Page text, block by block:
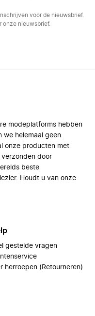
voor de nieuwsbrief.
nieuwsbrief.
modeplatforms hebben
we helemaal geen
onze producten met
verzonden door
beste
Houdt u van onze
gestelde vragen
herroepen (Retourneren)